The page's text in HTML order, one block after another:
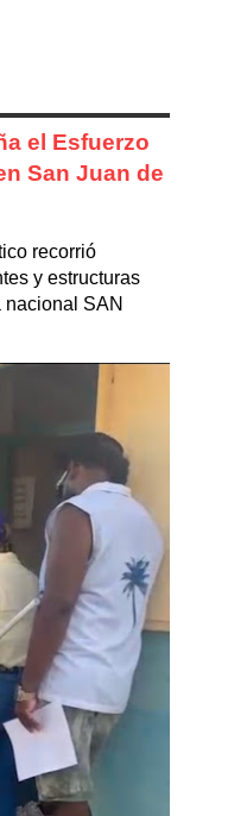
el Esfuerzo
San Juan de
recorrió
y estructuras
nacional SAN